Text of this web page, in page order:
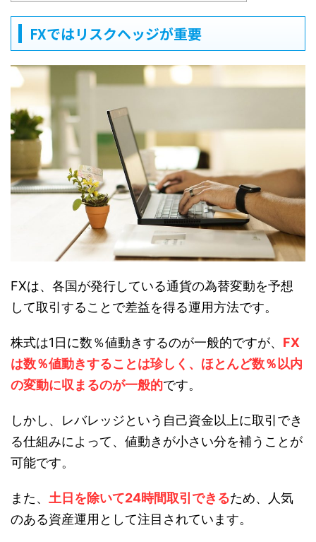
FXではリスクヘッジが重要
FXは、各国が発行している通貨の為替変動を予想
して取引することで差益を得る運用方法です。
株式は1日に数％値動きするのが一般的ですが、 FX
は数％値動きすることは珍しく、ほとんど数％以内
の変動に収まるのが一般的です。
しかし、レバレッジという自己資金以上に取引でき
る仕組みによって、値動きが小さい分を補うことが
可能です。
また、 土日を除いて24時間取引できるため、人気
のある資産運用として注目されています。